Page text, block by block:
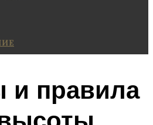
и правила